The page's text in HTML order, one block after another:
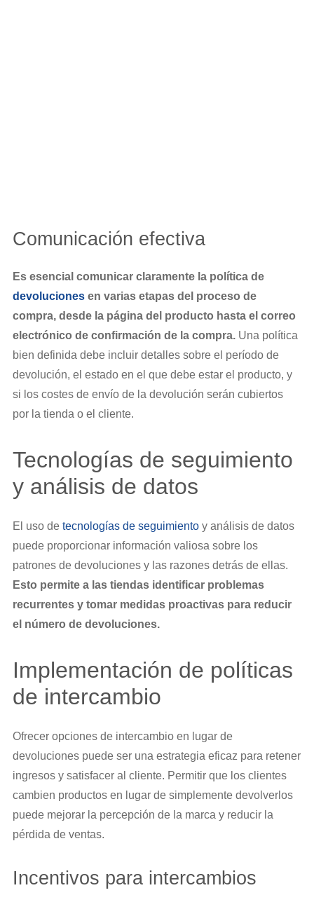
Comunicación efectiva
Es esencial comunicar claramente la política de
devolucionesen varias etapas del proceso de
compra, desde la página del producto hasta el correo
electrónico de confirmación de la compra.Una política
bien definida debe incluir detalles sobre el período de
devolución, el estado en el que debe estar el producto, y
si los costes de envío de la devolución serán cubiertos
por la tienda o el cliente.
Tecnologías de seguimiento
y análisis de datos
El uso de tecnologías de seguimientoy análisis de datos
puede proporcionar información valiosa sobre los
patrones de devoluciones y las razones detrás de ellas.
Esto permite a las tiendas identificar problemas
recurrentes y tomar medidas proactivas para reducir
el número de devoluciones.
Implementación de políticas
de intercambio
Ofrecer opciones de intercambio en lugar de
devoluciones puede ser una estrategia eficaz para retener
ingresos y satisfacer al cliente. Permitir que los clientes
cambien productos en lugar de simplemente devolverlos
puede mejorar la percepción de la marca y reducir la
pérdida de ventas.
Incentivos para intercambios